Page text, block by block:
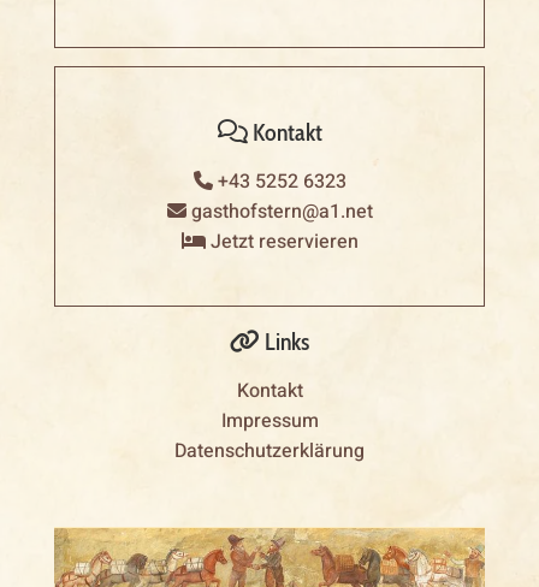
Kontakt
 +43 5252 6323
 gasthofstern@a1.net
 Jetzt reservieren
 Links
Kontakt
Impressum
Datenschutzerklärung